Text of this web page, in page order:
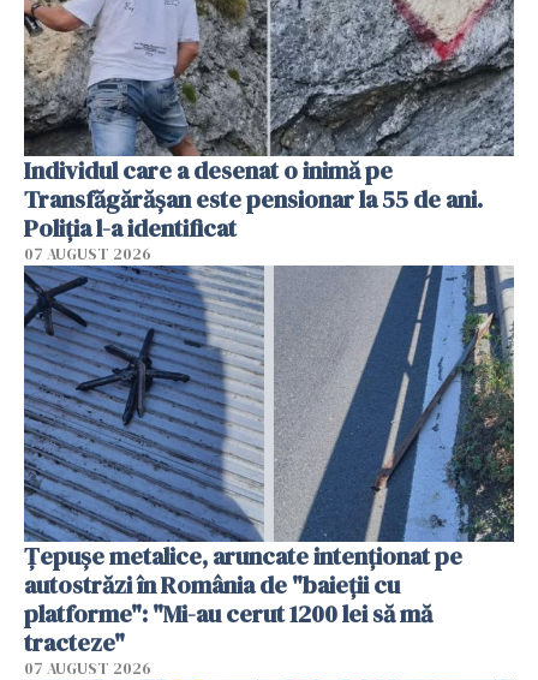
Individul care a desenat o inimă pe
Transfăgărășan este pensionar la 55 de ani.
Poliția l-a identificat
07 AUGUST 2026
Țepușe metalice, aruncate intenționat pe
autostrăzi în România de "baieții cu
platforme": "Mi-au cerut 1200 lei să mă
tracteze"
07 AUGUST 2026